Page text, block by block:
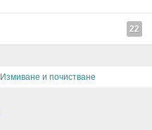
22
Измиване и почистване